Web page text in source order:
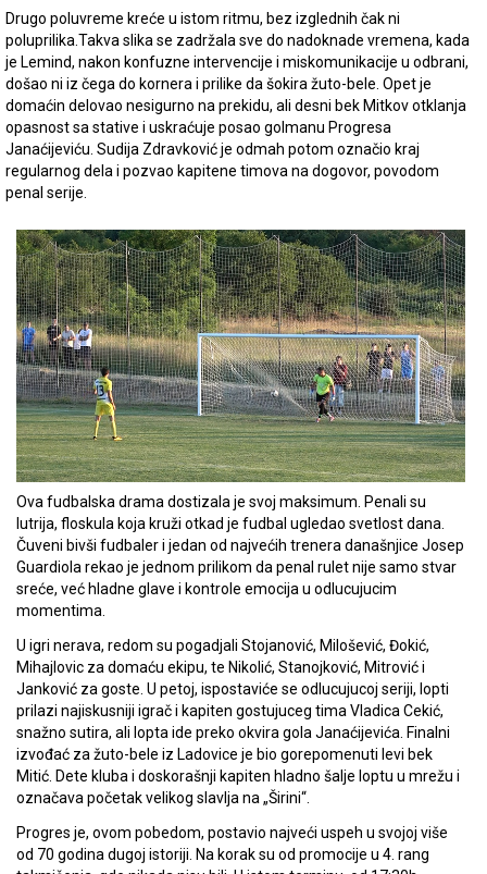
Drugo poluvreme kreće u istom ritmu, bez izglednih čak ni
poluprilika.Takva slika se zadržala sve do nadoknade vremena, kada
je Lemind, nakon konfuzne intervencije i miskomunikacije u odbrani,
došao ni iz čega do kornera i prilike da šokira žuto-bele. Opet je
domaćin delovao nesigurno na prekidu, ali desni bek Mitkov otklanja
opasnost sa stative i uskraćuje posao golmanu Progresa
Janaćijeviću. Sudija Zdravković je odmah potom označio kraj
regularnog dela i pozvao kapitene timova na dogovor, povodom
penal serije.
Ova fudbalska drama dostizala je svoj maksimum. Penali su
lutrija, floskula koja kruži otkad je fudbal ugledao svetlost dana.
Čuveni bivši fudbaler i jedan od najvećih trenera današnjice Josep
Guardiola rekao je jednom prilikom da penal rulet nije samo stvar
sreće, već hladne glave i kontrole emocija u odlucujucim
momentima.
U igri nerava, redom su pogadjali Stojanović, Milošević, Đokić,
Mihajlovic za domaću ekipu, te Nikolić, Stanojković, Mitrović i
Janković za goste. U petoj, ispostaviće se odlucujucoj seriji, lopti
prilazi najiskusniji igrač i kapiten gostujuceg tima Vladica Cekić,
snažno sutira, ali lopta ide preko okvira gola Janaćijevića. Finalni
izvođać za žuto-bele iz Ladovice je bio gorepomenuti levi bek
Mitić. Dete kluba i doskorašnji kapiten hladno šalje loptu u mrežu i
označava početak velikog slavlja na „Širini“.
Progres je, ovom pobedom, postavio najveći uspeh u svojoj više
od 70 godina dugoj istoriji. Na korak su od promocije u 4. rang